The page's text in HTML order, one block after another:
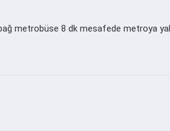
metrobüse 8 dk mesafede metroya